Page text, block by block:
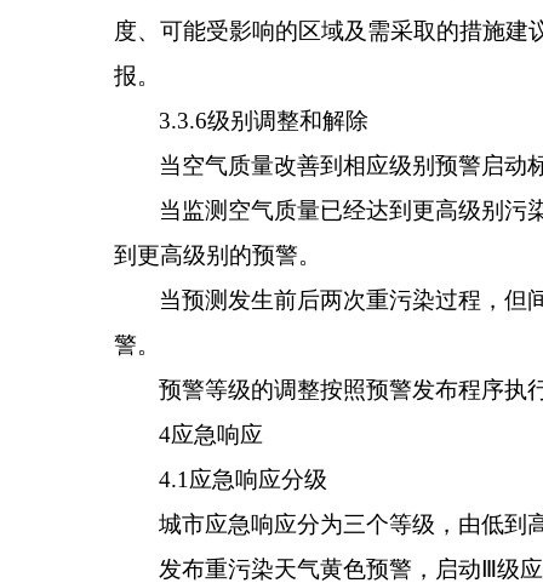
度、可能受影响的区域及需采取的措施
报。
3.3.6级别调整和解除
当空气质量改善到相应级别预警启动
当监测空气质量已经达到更高级别污
到更高级别的预警。
当预测发生前后两次重污染过程，但
警。
预警等级的调整按照预警发布程序执
4应急响应
4.1 应急响应分级
城市应急响应分为三个等级，由低到
发布重污染天气黄色预警，启动 Ⅲ级